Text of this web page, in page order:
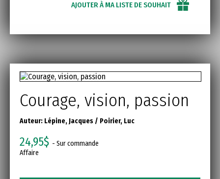
AJOUTER À MA LISTE DE SOUHAIT
Courage, vision, passion
Auteur: Lépine, Jacques / Poirier, Luc
24,95$ - Sur commande
Affaire